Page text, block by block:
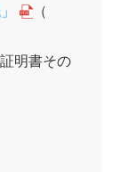
（
明書その